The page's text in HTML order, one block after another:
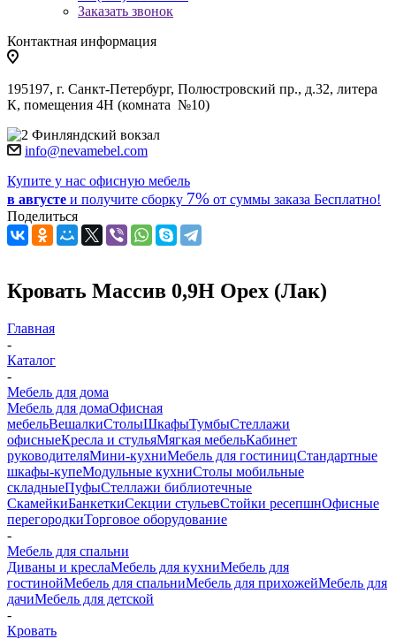
Заказать звонок
Контактная информация
195197, г. Санкт-Петербург, Полюстровский пр., д.32, литера
К, помещения 4Н (комната №10)
Финляндский вокзал
info@nevamebel.com
Купите у нас офисную мебель
в августе и получите сборку 7% от суммы заказа Бесплатно!
Поделиться
Кровать Массив 0,9Н Орех (Лак)
Главная
-
Каталог
-
Мебель для дома
Мебель для домаОфисная
мебельВешалкиСтолыШкафыТумбыСтеллажи
офисныеКресла и стульяМягкая мебельКабинет
руководителяМини-кухниМебель для гостиницСтандартные
шкафы-купеМодульные кухниСтолы мобильные
складныеПуфыСтеллажи библиотечные
СкамейкиБанкеткиСекции стульевСтойки ресепшнОфисные
перегородкиТорговое оборудование
-
Мебель для спальни
Диваны и креслаМебель для кухниМебель для
гостинойМебель для спальниМебель для прихожейМебель для
дачиМебель для детской
-
Кровать